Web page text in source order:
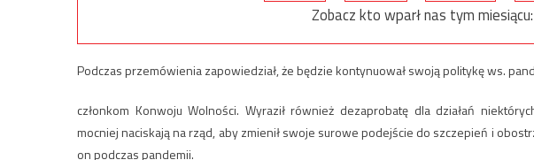
Zobacz kto wparł nas tym miesiącu:
Podczas przemówienia zapowiedział, że będzie kontynuował swoją politykę ws.
członkom Konwoju Wolności. Wyraził również dezaprobatę dla działań
mocniej naciskają na rząd, aby zmienił swoje surowe podejście do szczepień i
on podczas pandemii.